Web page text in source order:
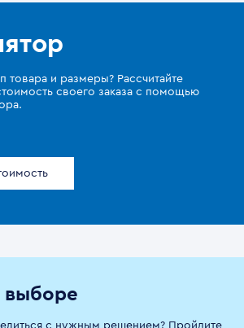
товара и размеры? Рассчитайте
своего заказа с помощью
с нужным решением? Пройдите